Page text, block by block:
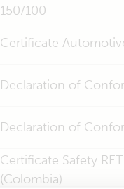
150/100
Certificate
Declaration of
Declaration of
Certificate Safety
(Colombia)